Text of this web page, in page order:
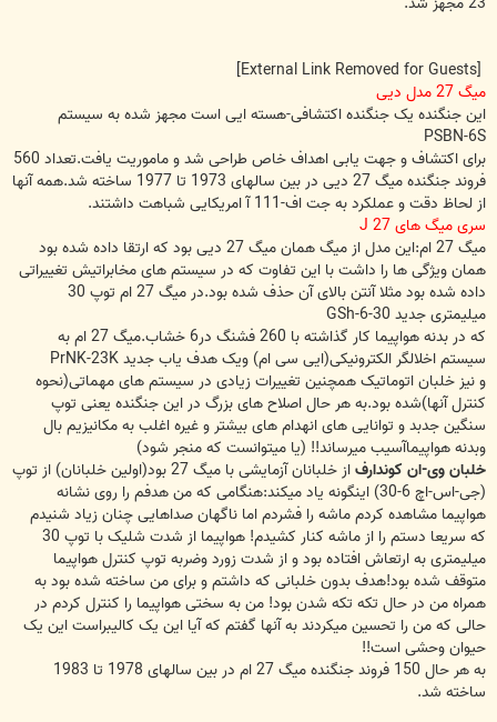
[External Link Removed for Guests]
میگ 27 مدل دیی
این جنگنده یک جنگنده اکتشافی-هسته ایی است مجهز شده به سیستم
PSBN-6S
برای اکتشاف و جهت یابی اهداف خاص طراحی شد و ماموریت یافت.تعداد 560
فروند جنگنده میگ 27 دیی در بین سالهای 1973 تا 1977 ساخته شد.همه آنها
از لحاظ دقت و عملکرد به جت اف-111 آ امریکایی شباهت داشتند.
سری میگ های 27 J
میگ 27 ام:این مدل از میگ همان میگ 27 دیی بود که ارتقا داده شده بود
همان ویژگی ها را داشت با این تفاوت که در سیستم های مخابراتیش تغییراتی
داده شده بود مثلا آنتن بالای آن حذف شده بود.در میگ 27 ام توپ 30
میلیمتری جدید GSh-6-30
که در بدنه هواپیما کار گذاشته با 260 فشنگ در6 خشاب.میگ 27 ام به
سیستم اخلالگر الکترونیکی(ایی سی ام) ویک هدف یاب جدید PrNK-23K
و نیز خلبان اتوماتیک همچنین تغییرات زیادی در سیستم های مهماتی(نحوه
کنترل آنها)شده بود.به هر حال اصلاح های بزرگ در این جنگنده یعنی توپ
سنگین جدبد و توانایی های انهدام های بیشتر و غیره اغلب به مکانیزیم بال
وبدنه هواپیماآسیب میرساند!! (یا میتوانست که منجر شود)
خلبان وی-ان کوندارف
از خلبانان آزمایشی با میگ 27 بود(اولین خلبانان) از توپ
(جی-اس-اچ 6-30) اینگونه یاد میکند:هنگامی که من هدفم را روی نشانه
هواپیما مشاهده کردم ماشه را فشردم اما ناگهان صداهایی چنان زیاد شنیدم
که سریعا دستم را از ماشه کنار کشیدم! هواپیما از شدت شلیک با توپ 30
میلیمتری به ارتعاش افتاده بود و از شدت زورد وضربه توپ کنترل هواپیما
متوقف شده بود!هدف بدون خلبانی که داشتم و برای من ساخته شده بود به
همراه من در حال تکه تکه شدن بود! من به سختی هواپیما را کنترل کردم در
حالی که من را تحسین میکردند به آنها گفتم که آیا این یک کالیبراست این یک
حیوان وحشی است!!
به هر حال 150 فروند جنگنده میگ 27 ام در بین سالهای 1978 تا 1983
ساخته شد.